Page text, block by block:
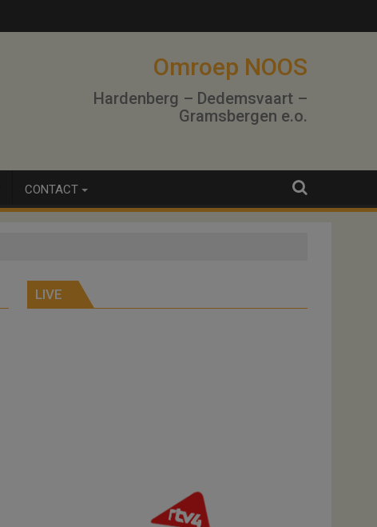
Omroep NOOS
Hardenberg – Dedemsvaart –
Gramsbergen e.o.
CONTACT
LIVE